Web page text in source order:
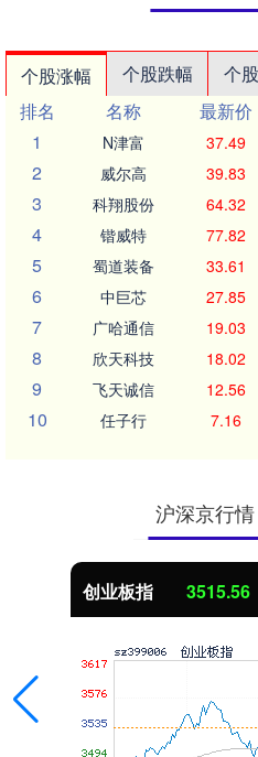
个股涨幅 个股跌幅 个
排名
名称 最新价
1
N津富 37.49
2 威尔高 39.83
3 科翔股份 64.32
4 锴威特 77.82
5 蜀道装备 33.61
6 中巨芯 27.85
7 广哈通信 19.03
8 欣天科技 18.02
9 飞天诚信 12.56
10 任子行 7.16
沪深京行
创业板指 3515.56